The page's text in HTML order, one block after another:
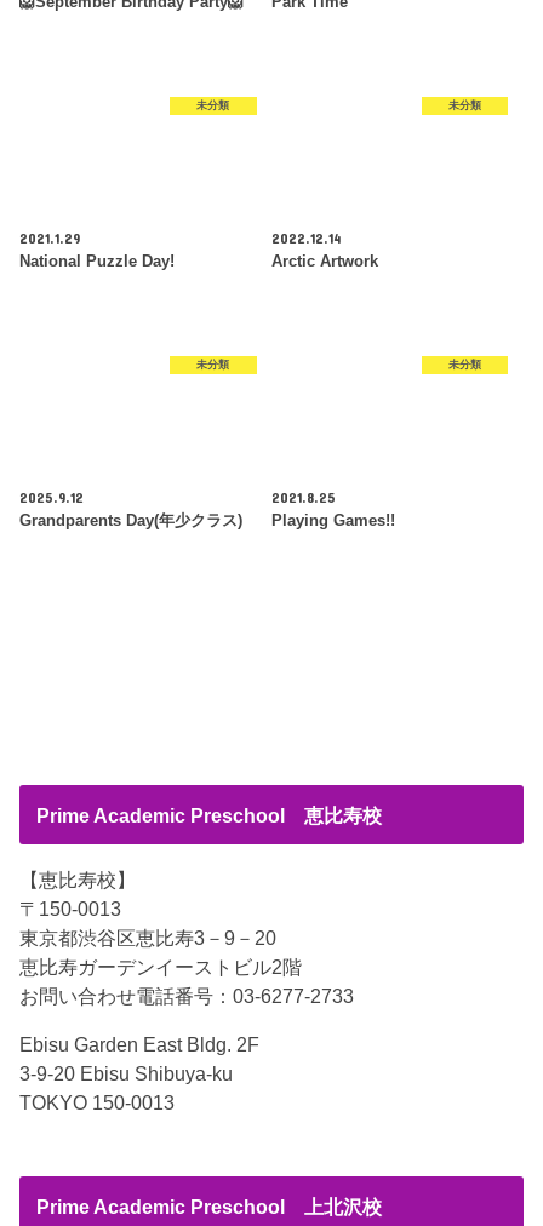
未分類
2021.1.29
National Puzzle Day!
未分類
2022.12.14
Arctic Artwork
未分類
2025.9.12
Grandparents Day(年少クラス)
未分類
2021.8.25
Playing Games!!
Prime Academic Preschool 恵比寿校
【恵比寿校】
〒150-0013
東京都渋谷区恵比寿3－9－20
恵比寿ガーデンイーストビル2階
お問い合わせ電話番号：03-6277-2733
Ebisu Garden East Bldg. 2F
3-9-20 Ebisu Shibuya-ku
TOKYO 150-0013
Prime Academic Preschool 上北沢校